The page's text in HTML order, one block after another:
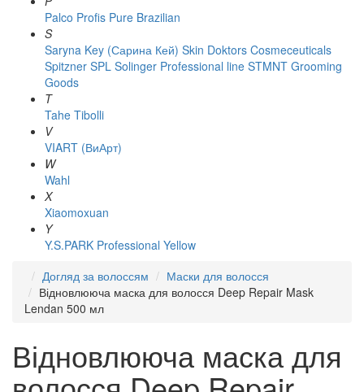
Palco Profis Pure Brazilian
S
Saryna Key (Сарина Кей) Skin Doktors Cosmeceuticals
Spitzner SPL Solinger Professional line STMNT Grooming
Goods
T
Tahe Tibolli
V
VIART (ВиАрт)
W
Wahl
X
Xiaomoxuan
Y
Y.S.PARK Professional Yellow
Догляд за волоссям
Маски для волосся
Відновлююча маска для волосся Deep Repair Mask
Lendan 500 мл
Відновлююча маска для